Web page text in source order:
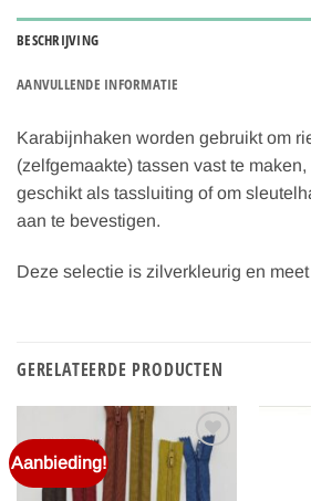
BESCHRIJVING
AANVULLENDE INFORMATIE
Karabijnhaken worden gebruikt om
(zelfgemaakte) tassen vast te
geschikt als tassluiting of om
aan te bevestigen.
Deze selectie is zilverkleurig en
GERELATEERDE PRODUCTEN
Aanbieding!
Toevoegen
verlanglijst